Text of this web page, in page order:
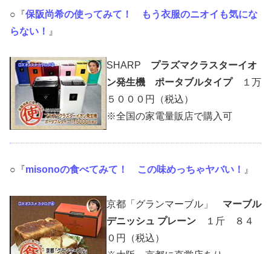
○『保阪尚希の使ってみて！ もう衣服のニオイも気にな
らない！ 』
SHARP
プラズマクラスターイオ
ン発生機 ポータブルタイプ
１万
５０００円
（税込）
※全国の家電量販店で購入可
○『misonoの食べてみて！ この味めっちゃヤバい！ 』
京都「グランマーブル」 マーブル
デニッシュ プレーン １斤 ８４
０円（税込）